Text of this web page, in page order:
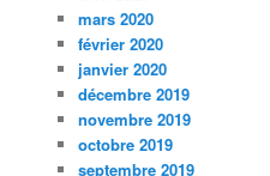
mars 2020
février 2020
janvier 2020
décembre 2019
novembre 2019
octobre 2019
septembre 2019